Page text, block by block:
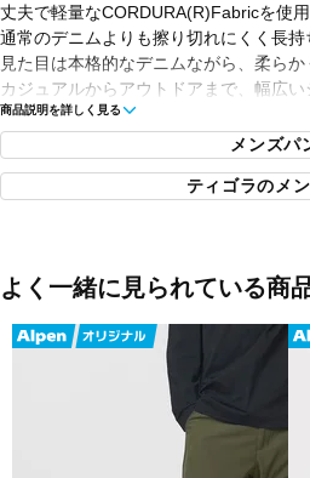
丈夫で軽量なCORDURA(R)Fabricを使用
通常のデニムよりも擦り切れにくく長
見た目は本格的なデニムながら、柔らか
カジュアルからアウトドアまで、幅広い
■カラー：
ブルー
■生産国：ミャンマー
■2026 Spring＆Summer モデル
■メーカー型番：TR-9C1236LP
商品説明を詳しく見る
メンズパ
ティゴラのメ
よく一緒に見られている商